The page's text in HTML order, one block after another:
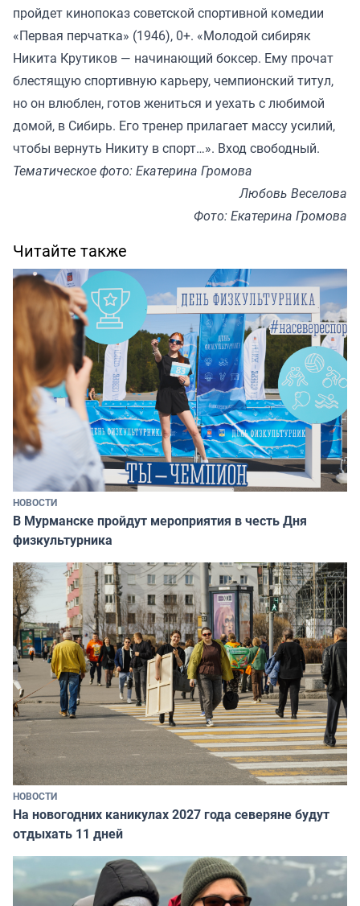
пройдет кинопоказ советской спортивной комедии
«Первая перчатка» (1946), 0+. «Молодой сибиряк
Никита Крутиков — начинающий боксер. Ему прочат
блестящую спортивную карьеру, чемпионский титул,
но он влюблен, готов жениться и уехать с любимой
домой, в Сибирь. Его тренер прилагает массу усилий,
чтобы вернуть Никиту в спорт…». Вход свободный.
Тематическое фото: Екатерина Громова
Любовь Веселова
Фото: Екатерина Громова
Читайте также
НОВОСТИ
В Мурманске пройдут мероприятия в честь Дня
физкультурника
НОВОСТИ
На новогодних каникулах 2027 года северяне будут
отдыхать 11 дней